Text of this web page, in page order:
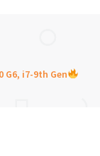
G6, i7-9th Gen